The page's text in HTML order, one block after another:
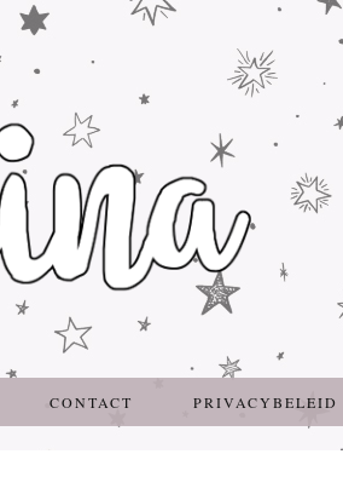
CONTACT PRIVACYBELEID